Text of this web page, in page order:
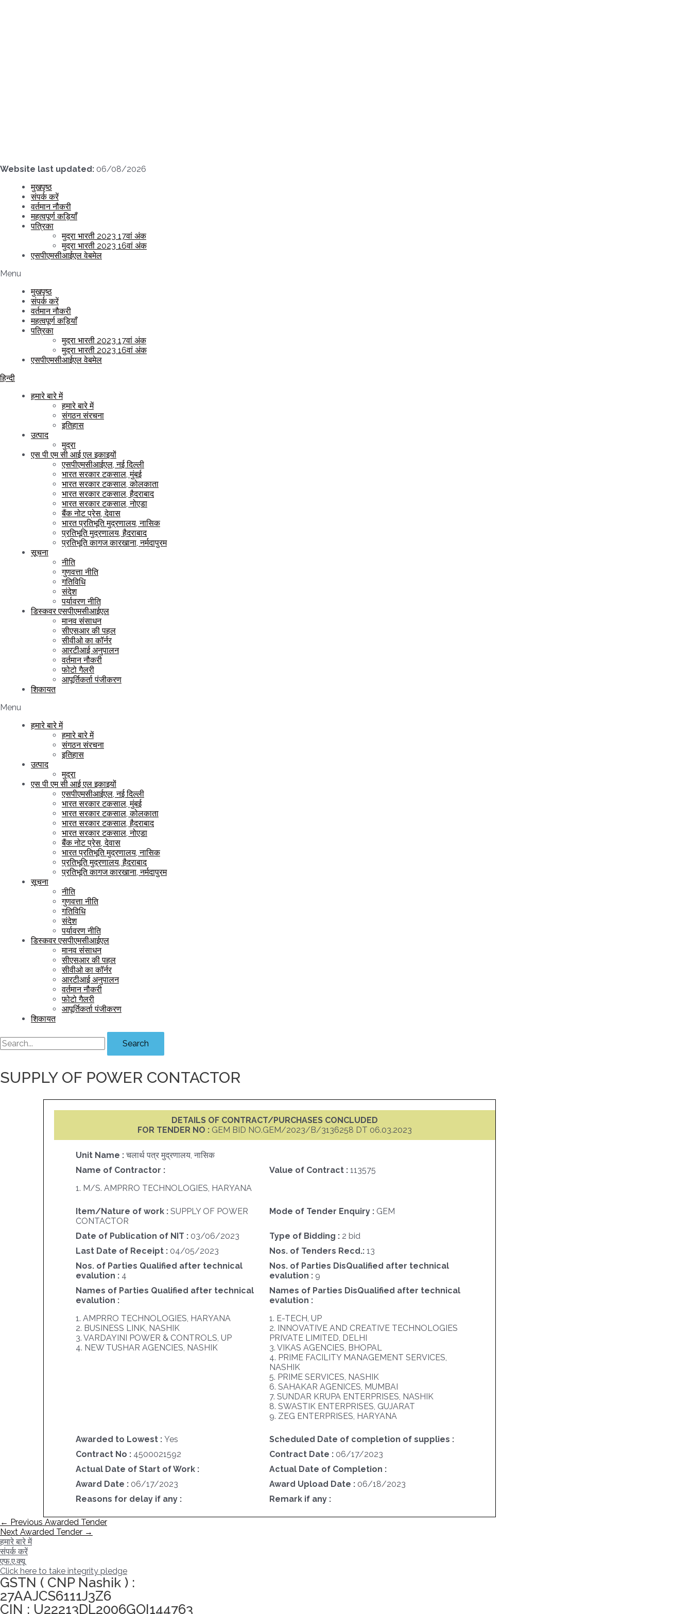
Website last updated: 06/08/2026
मुखपृष्ठ
संपर्क करें
वर्तमान नौकरी
महत्वपूर्ण कड़ियाँ
पत्रिका
मुद्रा भारती 2023 17वां अंक
मुद्रा भारती 2023 16वां अंक
एसपीएमसीआईएल वेबमेल
Menu
मुखपृष्ठ
संपर्क करें
वर्तमान नौकरी
महत्वपूर्ण कड़ियाँ
पत्रिका
मुद्रा भारती 2023 17वां अंक
मुद्रा भारती 2023 16वां अंक
एसपीएमसीआईएल वेबमेल
हिन्दी
हमारे बारे में
हमारे बारे में
संगठन संरचना
इतिहास
उत्पाद
मुद्रा
एस पी एम सी आई एल इकाइयों
एसपीएमसीआईएल, नई दिल्ली
भारत सरकार टकसाल, मुंबई
भारत सरकार टकसाल, कोलकाता
भारत सरकार टकसाल, हैदराबाद
भारत सरकार टकसाल, नोएडा
बैंक नोट प्रेस, देवास
भारत प्रतिभूति मुद्रणालय, नासिक
प्रतिभूति मुद्रणालय, हैदराबाद
प्रतिभूति कागज कारखाना, नर्मदापुरम
सूचना
नीति
गुणवत्ता नीति
गतिविधि
संदेश
पर्यावरण नीति
डिस्कवर एसपीएमसीआईएल
मानव संसाधन
सीएसआर की पहल
सीवीओ का कॉर्नर
आरटीआई अनुपालन
वर्तमान नौकरी
फोटो गैलरी
आपूर्तिकर्ता पंजीकरण
शिकायत
Menu
हमारे बारे में
हमारे बारे में
संगठन संरचना
इतिहास
उत्पाद
मुद्रा
एस पी एम सी आई एल इकाइयों
एसपीएमसीआईएल, नई दिल्ली
भारत सरकार टकसाल, मुंबई
भारत सरकार टकसाल, कोलकाता
भारत सरकार टकसाल, हैदराबाद
भारत सरकार टकसाल, नोएडा
बैंक नोट प्रेस, देवास
भारत प्रतिभूति मुद्रणालय, नासिक
प्रतिभूति मुद्रणालय, हैदराबाद
प्रतिभूति कागज कारखाना, नर्मदापुरम
सूचना
नीति
गुणवत्ता नीति
गतिविधि
संदेश
पर्यावरण नीति
डिस्कवर एसपीएमसीआईएल
मानव संसाधन
सीएसआर की पहल
सीवीओ का कॉर्नर
आरटीआई अनुपालन
वर्तमान नौकरी
फोटो गैलरी
आपूर्तिकर्ता पंजीकरण
शिकायत
Search
SUPPLY OF POWER CONTACTOR
DETAILS OF CONTRACT/PURCHASES CONCLUDED
FOR TENDER NO : GEM BID NO.GEM/2023/B/3136258 DT 06.03.2023
Unit Name : चलार्थ पत्र मुद्रणालय, नासिक
Name of Contractor :
1. M/S. AMPRRO TECHNOLOGIES, HARYANA
Value of Contract :113575
Item/Nature of work : SUPPLY OF POWER
CONTACTOR
Mode of Tender Enquiry : GEM
Date of Publication of NIT : 03/06/2023 Type of Bidding : 2 bid
Last Date of Receipt : 04/05/2023 Nos. of Tenders Recd.:13
Nos. of Parties Qualified after technical
evalution : 4
Nos. of Parties DisQualified after technical
evalution : 9
Names of Parties Qualified after technical
evalution :
1. AMPRRO TECHNOLOGIES, HARYANA
2. BUSINESS LINK, NASHIK
3. VARDAYINI POWER & CONTROLS, UP
4. NEW TUSHAR AGENCIES, NASHIK
Names of Parties DisQualified after technical
evalution :
1. E-TECH, UP
2. INNOVATIVE AND CREATIVE TECHNOLOGIES
PRIVATE LIMITED, DELHI
3. VIKAS AGENCIES, BHOPAL
4. PRIME FACILITY MANAGEMENT SERVICES,
NASHIK
5. PRIME SERVICES, NASHIK
6. SAHAKAR AGENICES, MUMBAI
7. SUNDAR KRUPA ENTERPRISES, NASHIK
8. SWASTIK ENTERPRISES, GUJARAT
9. ZEG ENTERPRISES, HARYANA
Awarded to Lowest : Yes
Scheduled Date of completion of supplies :
Contract No : 4500021592 Contract Date : 06/17/2023
Actual Date of Start of Work :
Actual Date of Completion :
Award Date : 06/17/2023 Award Upload Date : 06/18/2023
Reasons for delay if any :
Remark if any :
पोस्ट
नेविगेशन
← Previous Awarded Tender
Next Awarded Tender →
हमारे बारे में
संपर्क करें
एफ.ए.क्यू
Click here to take integrity pledge
GSTN ( CNP Nashik ) :
27AAJCS6111J3Z6
CIN : U22213DL2006GOI144763